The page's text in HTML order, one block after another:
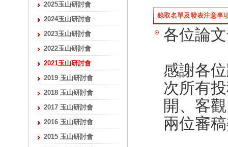
2025玉山研討會
2024玉山研討會
2023玉山研討會
2022玉山研討會
2021玉山研討會
2019 玉山研討會
2018 玉山研討會
2017 玉山研討會
2016 玉山研討會
2015 玉山研討會
錄取名單及發表注意事
各位論
感謝各
次所有
開、客
兩位審